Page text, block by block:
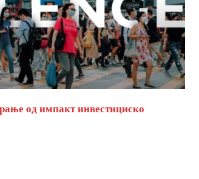
од импакт инвестициско